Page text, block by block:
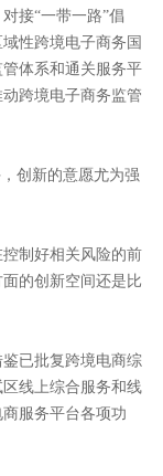
接“一带一路”倡
性跨境电子商务国
体系和通关服务平
跨境电子商务监管
创新的意愿尤为强
制好相关风险的前
的创新空间还是比
已批复跨境电商综
线上综合服务和线
服务平台各项功